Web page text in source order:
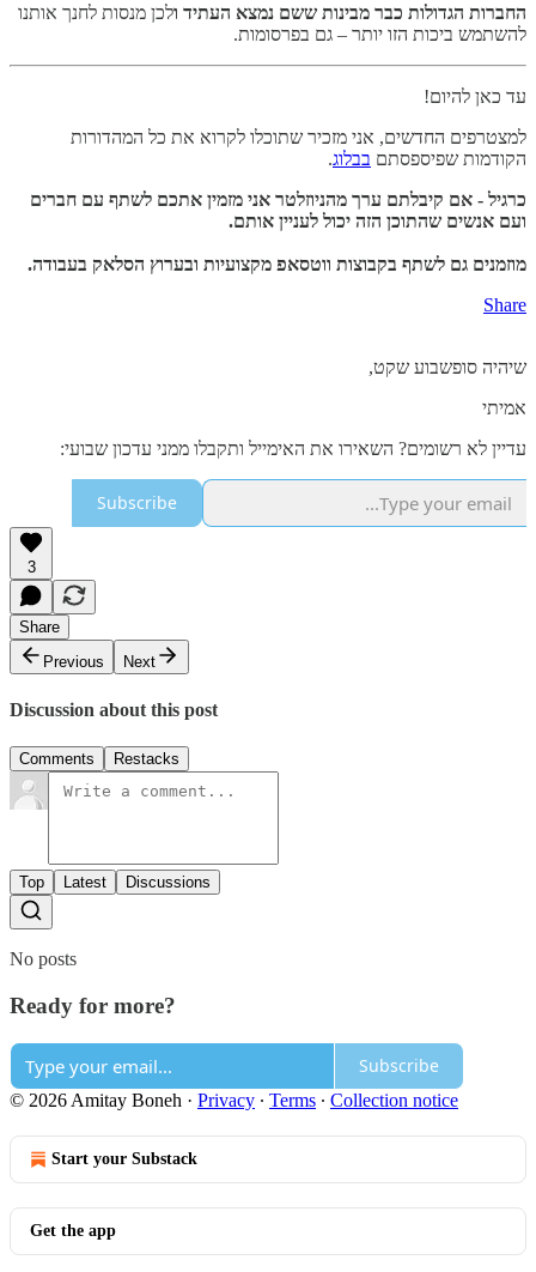
החברות הגדולות כבר מבינות ששם נמצא העתיד ולכן מנסות לחנך אותנו
להשתמש ביכות הזו יותר – גם בפרסומות.
עד כאן להיום!
למצטרפים החדשים, אני מזכיר שתוכלו לקרוא את כל המהדורות
הקודמות שפיספסתם בבלוג.
כרגיל - אם קיבלתם ערך מהניוזלטר אני מזמין אתכם לשתף עם חברים
ועם אנשים שהתוכן הזה יכול לעניין אותם.
מוזמנים גם לשתף בקבוצות ווטסאפ מקצועיות ובערוץ הסלאק בעבודה.
Share
שיהיה סופשבוע שקט,
אמיתי
עדיין לא רשומים? השאירו את האימייל ותקבלו ממני עדכון שבועי:
Subscribe
3
Share
Previous
Next
Discussion about this post
Comments Restacks
Top Latest Discussions
No posts
Ready for more?
Subscribe
© 2026 Amitay Boneh · Privacy ∙ Terms ∙ Collection notice
Start your Substack
Get the app